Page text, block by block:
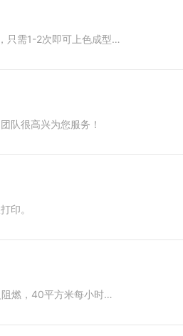
工正智能木纹改色机&智能水性上色机代替传统木板印刷调色上色设备！一次调色，永久使用，不同批次无色差；告别反复上色擦色，只需1-2次即可上色成型；排气排废少，能显著降低能耗成本和环境污染；生产效率较传统提升75%，迅速实现小单快反；满足高价值木纹、木色、石纹及创意图纹的个性化定制需求。
队很高兴为您服务！
印。
2026深圳包装展，浙江工正智能5大创新喷印方案重磅亮相 法国罗地亚G6双尼龙植绒，3D立体逼真，触感细腻，兼具隔音降噪防火阻燃，40平方米每小时高效生产，适配服装、包装多场景 3DUV仿刺绣工艺，完美还原刺绣线条与质感，效率远超传统刺绣，2平方米每小时可产出470余件 新增反光膜功能，解锁更多创意应用 2.8米瓦楞纸专用机，专打黄牛皮纸包装，16/32/64头可选，OnePass模式60米每分钟，爱普生i3200喷头，CMYK加白墨配置 全系搭载工正自研高性价比墨水，防水耐晒快干，REI自还原专利技术有效降低堵头风险，延长喷头寿命，耗材价格长期稳定 工正智能提供定制化喷印解决方案，可靠服务加稳定品质加高性价比，有设备需求欢迎私信咨询